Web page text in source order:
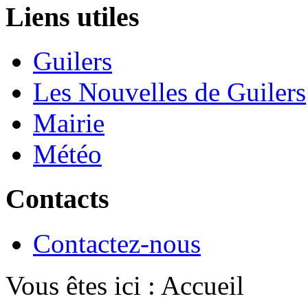
Liens utiles
Guilers
Les Nouvelles de Guilers
Mairie
Météo
Contacts
Contactez-nous
Vous êtes ici : Accueil